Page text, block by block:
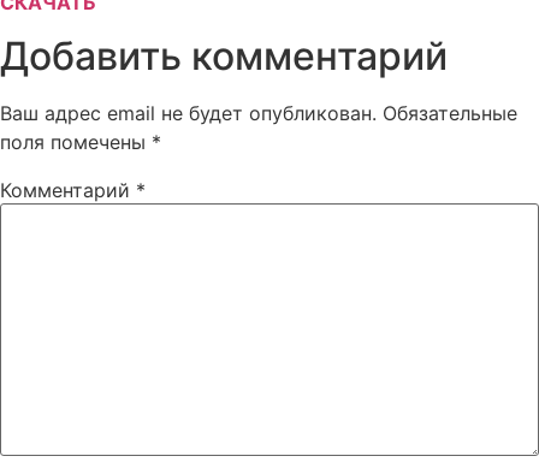
Добавить комментарий
Ваш адрес email не будет опубликован. Обязательные
поля помечены *
Комментарий *